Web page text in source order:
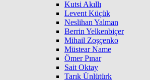
Kutsi Akıllı
Levent Küçük
Neslihan Yalman
Berrin Yelkenbiçer
Mihail Zoşçenko
Müstear Name
Ömer Pınar
Sait Oktay
Tarık Ünlütürk